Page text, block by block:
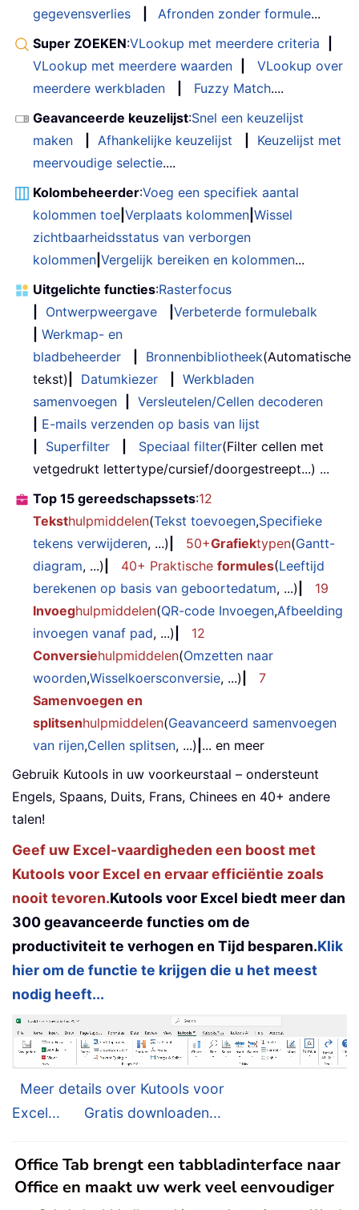
gegevensverlies Afronden zonder formule...
Super ZOEKEN:VLookup met meerdere criteria
VLookup met meerdere waarden
VLookup over
meerdere werkbladen
Fuzzy Match....
Geavanceerde keuzelijst:Snel een keuzelijst
maken
Afhankelijke keuzelijst
Keuzelijst met
meervoudige selectie....
Kolombeheerder:Voeg een specifiek aantal
kolommen toe Verplaats kolommen Wissel
zichtbaarheidsstatus van verborgen
kolommen Vergelijk bereiken en kolommen...
Uitgelichte functies:Rasterfocus
Ontwerpweergave
Verbeterde formulebalk
Werkmap- en
bladbeheerder
Bronnenbibliotheek(Automatische
tekst)
Datumkiezer
Werkbladen
samenvoegen
Versleutelen/Cellen decoderen
E-mails verzenden op basis van lijst
Superfilter Speciaal filter(Filter cellen met
vetgedrukt lettertype/cursief/doorgestreept...) ...
Top 15 gereedschapssets:12
Teksthulpmiddelen(Tekst toevoegen,Specifieke
tekens verwijderen, ...) 50+Grafiektypen(Gantt-
diagram, ...) 40+ Praktische formules(Leeftijd
berekenen op basis van geboortedatum, ...)
19
Invoeghulpmiddelen(QR-code Invoegen,Afbeelding
invoegen vanaf pad, ...)
12
Conversiehulpmiddelen(Omzetten naar
woorden,Wisselkoersconversie, ...)
7
Samenvoegen en
splitsenhulpmiddelen(Geavanceerd samenvoegen
van rijen,Cellen splitsen, ...) ... en meer
Gebruik Kutools in uw voorkeurstaal – ondersteunt
Engels, Spaans, Duits, Frans, Chinees en 40+ andere
talen!
Geef uw Excel-vaardigheden een boost met
Kutools voor Excel en ervaar efficiëntie zoals
nooit tevoren.Kutools voor Excel biedt meer dan
300 geavanceerde functies om de
productiviteit te verhogen en Tijd besparen.Klik
hier om de functie te krijgen die u het meest
nodig heeft...
Meer details over Kutools voor
Excel...
Gratis downloaden...
Office Tab brengt een tabbladinterface naar
Office en maakt uw werk veel eenvoudiger